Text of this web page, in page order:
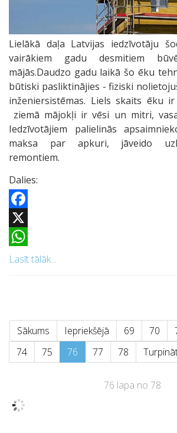
Lielākā daļa Latvijas iedzīvotāju
vairākiem gadu desmitiem
mājās.Daudzo gadu laikā šo ēku
būtiski pasliktinājies - fiziski
inženiersistēmas. Liels skaits ēku
ziemā mājokļi ir vēsi un mitri,
Iedzīvotājiem palielinās
maksa par apkuri, jāveido
remontiem.
Dalies:
Facebook
X
WhatsApp
Lasīt tālāk...
Sākums Iepriekšējā 69 70
74
75 76 77 78
76 lapa no 78